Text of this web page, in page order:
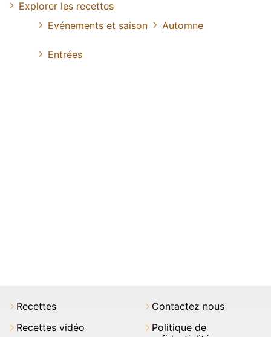
Explorer les recettes
Evénements et saison
Automne
Entrées
Recettes
Recettes vidéo
Contactez nous
Politique de